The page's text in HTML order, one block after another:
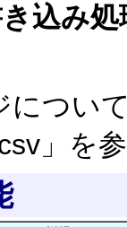
込み処
につい
」を